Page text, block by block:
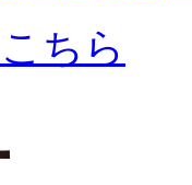
ちら